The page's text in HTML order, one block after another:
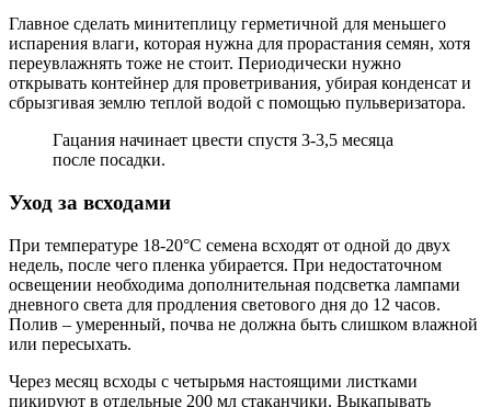
Главное сделать минитеплицу герметичной для меньшего
испарения влаги, которая нужна для прорастания семян, хотя
переувлажнять тоже не стоит. Периодически нужно
открывать контейнер для проветривания, убирая конденсат и
сбрызгивая землю теплой водой с помощью пульверизатора.
Гацания начинает цвести спустя 3-3,5 месяца
после посадки.
Уход за всходами
При температуре 18-20°C семена всходят от одной до двух
недель, после чего пленка убирается. При недостаточном
освещении необходима дополнительная подсветка лампами
дневного света для продления светового дня до 12 часов.
Полив – умеренный, почва не должна быть слишком влажной
или пересыхать.
Через месяц всходы с четырьмя настоящими листками
пикируют в отдельные 200 мл стаканчики. Выкапывать